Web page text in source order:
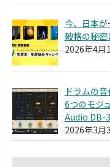
今、日本
破格の秘密
2026年4月
ドラムの
6つのモジ
Audio DB-
2026年3月